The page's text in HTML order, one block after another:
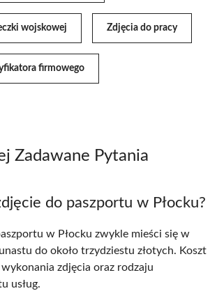
wojskowej Zdjęcia do pracy
firmowego
Zadawane Pytania
do paszportu w Płocku?
w Płocku zwykle mieści się w
do około trzydziestu złotych. Koszt
zdjęcia oraz rodzaju
usług.